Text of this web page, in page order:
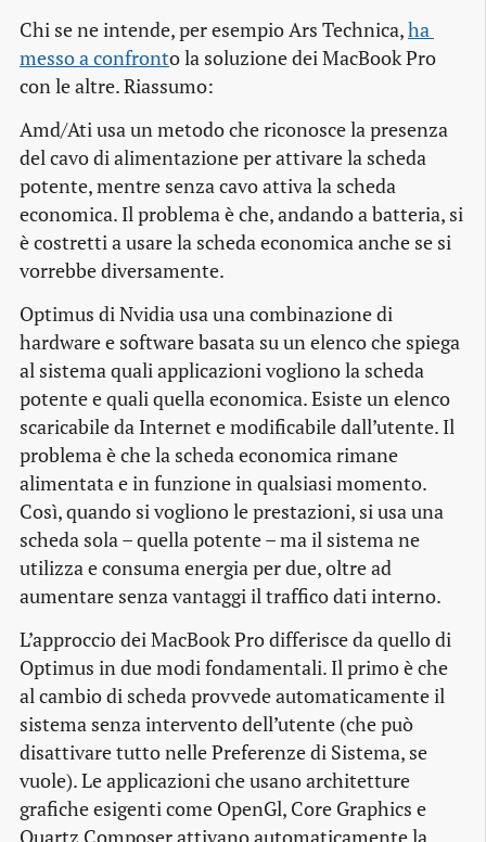
Chi se ne intende, per esempio Ars Technica,ha
messo a confronto la soluzione dei MacBook Pro
con le altre. Riassumo:
Amd/Ati usa un metodo che riconosce la presenza
del cavo di alimentazione per attivare la scheda
potente, mentre senza cavo attiva la scheda
economica. Il problema è che, andando a batteria, si
è costretti a usare la scheda economica anche se si
vorrebbe diversamente.
Optimus di Nvidia usa una combinazione di
hardware e software basata su un elenco che spiega
al sistema quali applicazioni vogliono la scheda
potente e quali quella economica. Esiste un elenco
scaricabile da Internet e modificabile dall’utente. Il
problema è che la scheda economica rimane
alimentata e in funzione in qualsiasi momento.
Così, quando si vogliono le prestazioni, si usa una
scheda sola – quella potente – ma il sistema ne
utilizza e consuma energia per due, oltre ad
aumentare senza vantaggi il traffico dati interno.
L’approccio dei MacBook Pro differisce da quello di
Optimus in due modi fondamentali. Il primo è che
al cambio di scheda provvede automaticamente il
sistema senza intervento dell’utente (che può
disattivare tutto nelle Preferenze di Sistema, se
vuole). Le applicazioni che usano architetture
grafiche esigenti come OpenGl, Core Graphics e
Quartz Composer attivano automaticamente la